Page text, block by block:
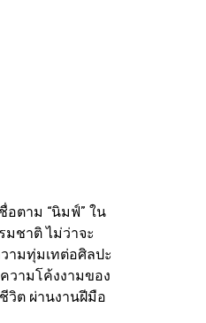
ตาม “นิมฟ์” ใน
ชาติ ไม่ว่าจะ
ามทุ่มเทต่อศิลปะ
วามโค้งงามของ
วิต ผ่านงานฝีมือ